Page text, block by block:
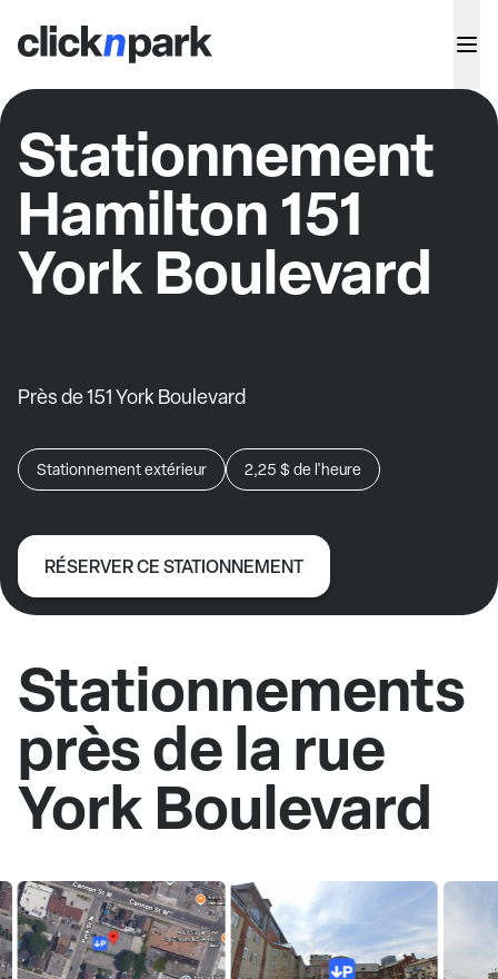
Stationnement
Hamilton 151
York Boulevard
Près de 151 York Boulevard
Stationnement extérieur 2,25 $ de l'heure
RÉSERVER CE STATIONNEMENT
Stationnements
près de la rue
York Boulevard